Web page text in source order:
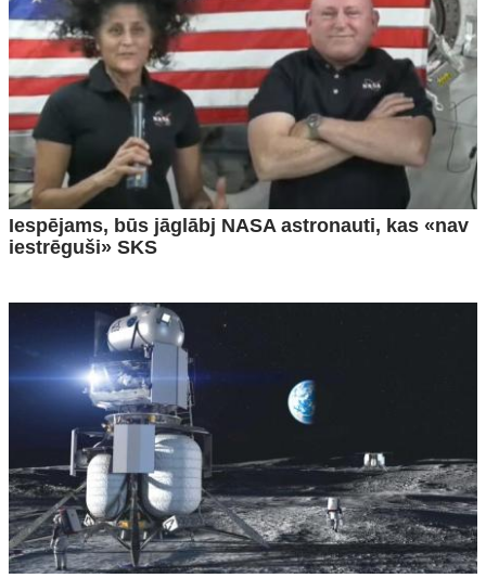
Iespējams, būs jāglābj NASA astronauti, kas «nav
iestrēguši» SKS